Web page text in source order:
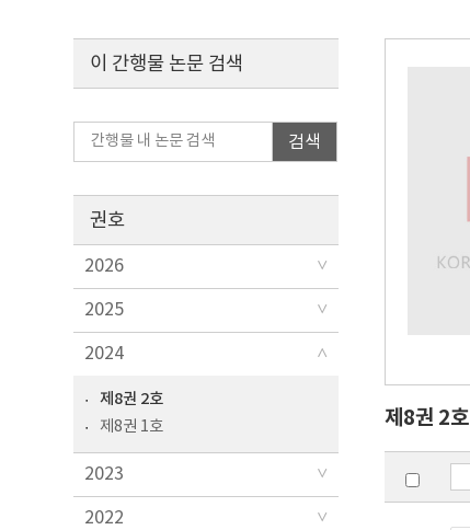
이 간행물 논문 검색
검색
권호
2026
2025
2024
제8권 2호
제8권 1호
2023
2022
제8권 2호